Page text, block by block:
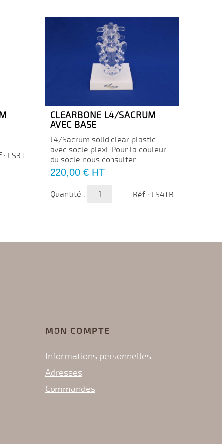
: LS3T
CLEARBONE L4/SACRUM
AVEC BASE
L4/Sacrum solid clear plastic
avec socle plexi. Pour la couleur
du socle nous consulter
Prix
220,00 € HT
Quantité : Réf : LS4TB
MON COMPTE
Informations personnelles
Adresses
Commandes